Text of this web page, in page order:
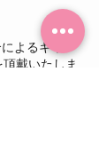
よるキャン
戴いたしま